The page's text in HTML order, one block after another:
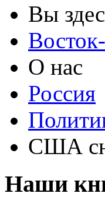
Вы
О нас
Россия
США
Наши